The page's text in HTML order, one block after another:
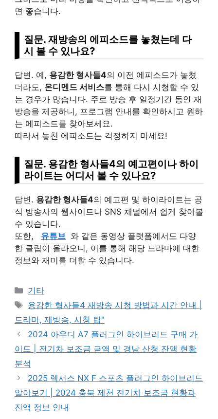
면 좋습니다.
질문. 재방송의 에피소드를 놓쳤는데 다
시 볼 수 있나요?
답변. 예, 용감한 형사들4의 이전 에피소드가 놓쳤
더라도, 온디멘드 서비스를 통해 다시 시청할 수 있
는 경우가 많습니다. 주로 방송 후 일정기간 동안 재
방송을 제공하니, 프로그램 안내를 확인하시고 원하
는 에피소드를 찾아보세요.
따라서 놓친 에피소드는 걱정하지 마세요!
질문. 용감한 형사들4의 예고편이나 하이
라이트는 어디서 볼 수 있나요?
답변. 용감한 형사들4의 예고편 및 하이라이트는 공
식 방송사의 웹사이트나 SNS 채널에서 쉽게 찾아볼
수 있습니다.
또한,
유튜브 와 같은 동영상 플랫폼에서도 다양
한 클립이 올라오니, 이를 통해 해당 드라마에 대한
정보와 재미를 더할 수 있습니다.
Categories
기타
Tags
용감한 형사들4 재방송 시청 방법과 시간 안내 |
드라마, 재방송, 시청 팁"
2024 아우디 A7 플러그인 하이브리드 구매 가
이드 | 전기차 보조금 금액 및 경남 산청 잔액 현황
분석
2025 렉서스 NX F 스포츠 플러그인 하이브리드
알아보기 | 2024 충북 제천 전기차 보조금 현황과
잔액 정보 안내